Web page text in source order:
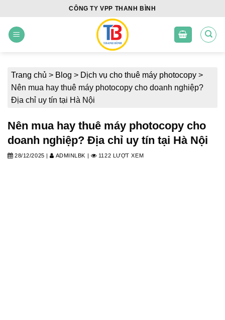
content
CÔNG TY VPP THANH BÌNH
Trang chủ > Blog > Dịch vụ cho thuê máy photocopy >
Nên mua hay thuê máy photocopy cho doanh nghiệp?
Địa chỉ uy tín tại Hà Nội
Nên mua hay thuê máy photocopy cho
doanh nghiệp? Địa chỉ uy tín tại Hà Nội
28/12/2025 | ADMINLBK | 1122 LƯỢT XEM